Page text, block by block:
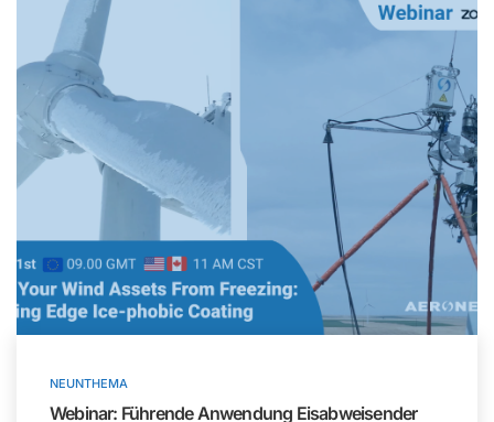
NEUNTHEMA
Webinar: Führende Anwendung Eisabweisender